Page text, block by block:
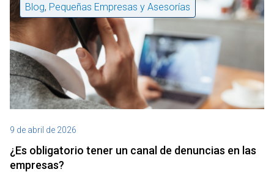
Blog, Pequeñas Empresas y Asesorías
9 de abril de 2026
¿Es obligatorio tener un canal de denuncias en las
empresas?